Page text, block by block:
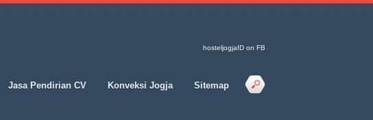
hosteljogjaID on FB
Jasa Pendirian CV Konveksi Jogja Sitemap